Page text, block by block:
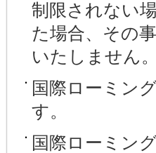
制限されない
た場合、その
いたしません。
国際ローミン
す。
国際ローミン